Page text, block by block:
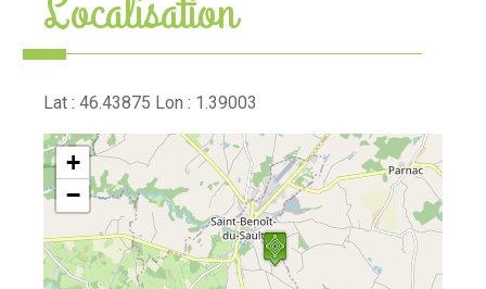
Lat : 46.43875 Lon : 1.39003
+
−